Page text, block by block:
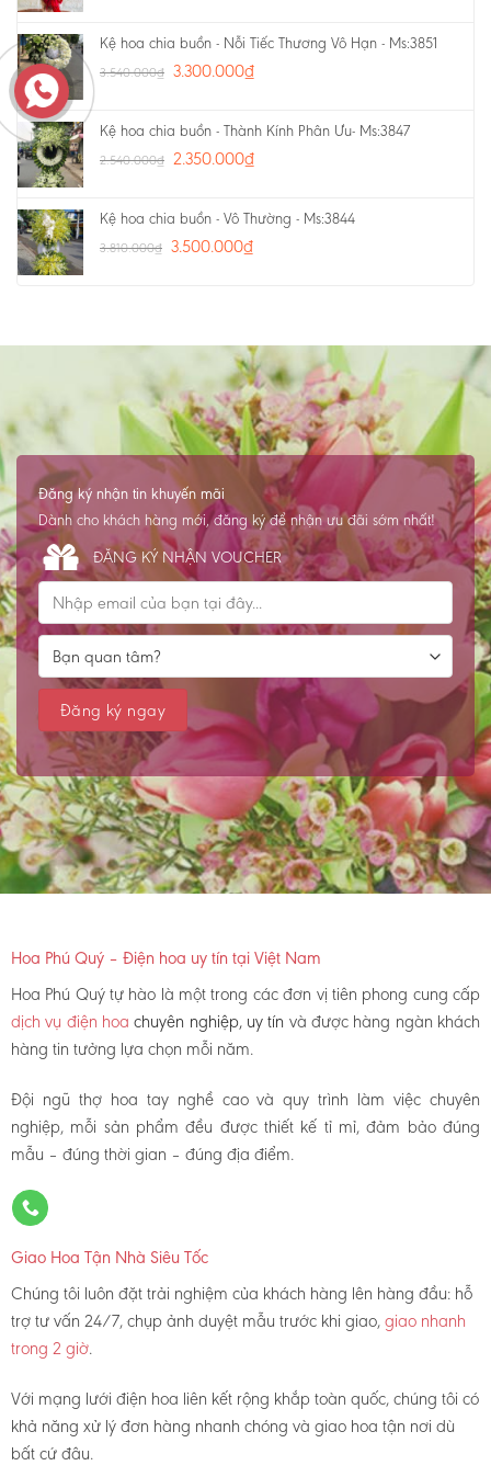
Kệ hoa chia buồn - Nỗi Tiếc Thương Vô Hạn - Ms:3851
3.540.000₫ 3.300.000₫
Kệ hoa chia buồn - Thành Kính Phân Ưu- Ms:3847
2.540.000₫ 2.350.000₫
Kệ hoa chia buồn - Vô Thường - Ms:3844
3.810.000₫ 3.500.000₫
Đăng ký nhận tin khuyến mãi
Dành cho khách hàng mới, đăng ký để nhận ưu đãi sớm nhất!
ĐĂNG KÝ NHẬN VOUCHER
Hoa Phú Quý – Điện hoa uy tín tại Việt Nam
Hoa Phú Quý tự hào là một trong các đơn vị tiên phong cung cấp
dịch vụ điện hoachuyên nghiệp, uy tín và được hàng ngàn khách
hàng tin tưởng lựa chọn mỗi năm.
Đội ngũ thợ hoa tay nghề cao và quy trình làm việc chuyên
nghiệp, mỗi sản phẩm đều được thiết kế tỉ mỉ, đảm bảo đúng
mẫu – đúng thời gian – đúng địa điểm.
Giao Hoa Tận Nhà Siêu Tốc
Chúng tôi luôn đặt trải nghiệm của khách hàng lên hàng đầu: hỗ
trợ tư vấn 24/7, chụp ảnh duyệt mẫu trước khi giao,giao nhanh
trong 2 giờ.
Với mạng lưới điện hoa liên kết rộng khắp toàn quốc, chúng tôi có
khả năng xử lý đơn hàng nhanh chóng và giao hoa tận nơi dù
bất cứ đâu.